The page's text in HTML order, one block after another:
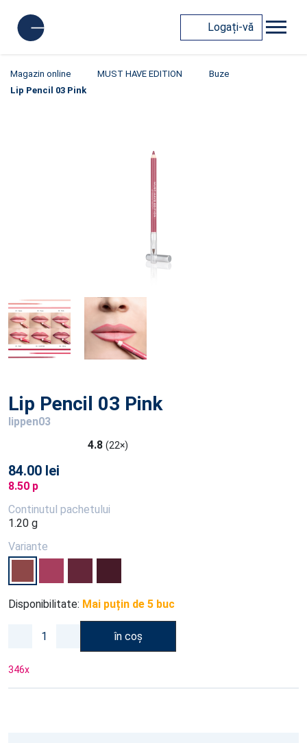
Logați-vă
Magazin online MUST HAVE EDITION
Buze
Lip Pencil 03 Pink
Lip Pencil 03 Pink
lippen03
4.8 (22×)
84.00 lei
8.50 p
Continutul pachetului
1.20 g
Variante
Disponibilitate: Mai puțin de 5 buc
în coș
346x